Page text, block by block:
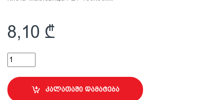
8,10 ₾
ფუნჯი-მაკლოვიცა PET 180х80მმ quantity
კალათაში დამატება